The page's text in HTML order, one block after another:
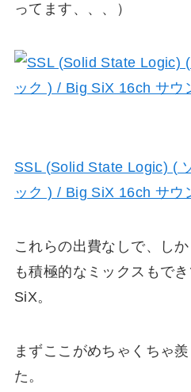
ってます、、、）
SSL (Solid State Logic) (
ック ) / Big SiX 16ch サウ
これらの出費なしで、し
も積極的なミックスもで
SiX。
まずここがめちゃくちゃ
た。